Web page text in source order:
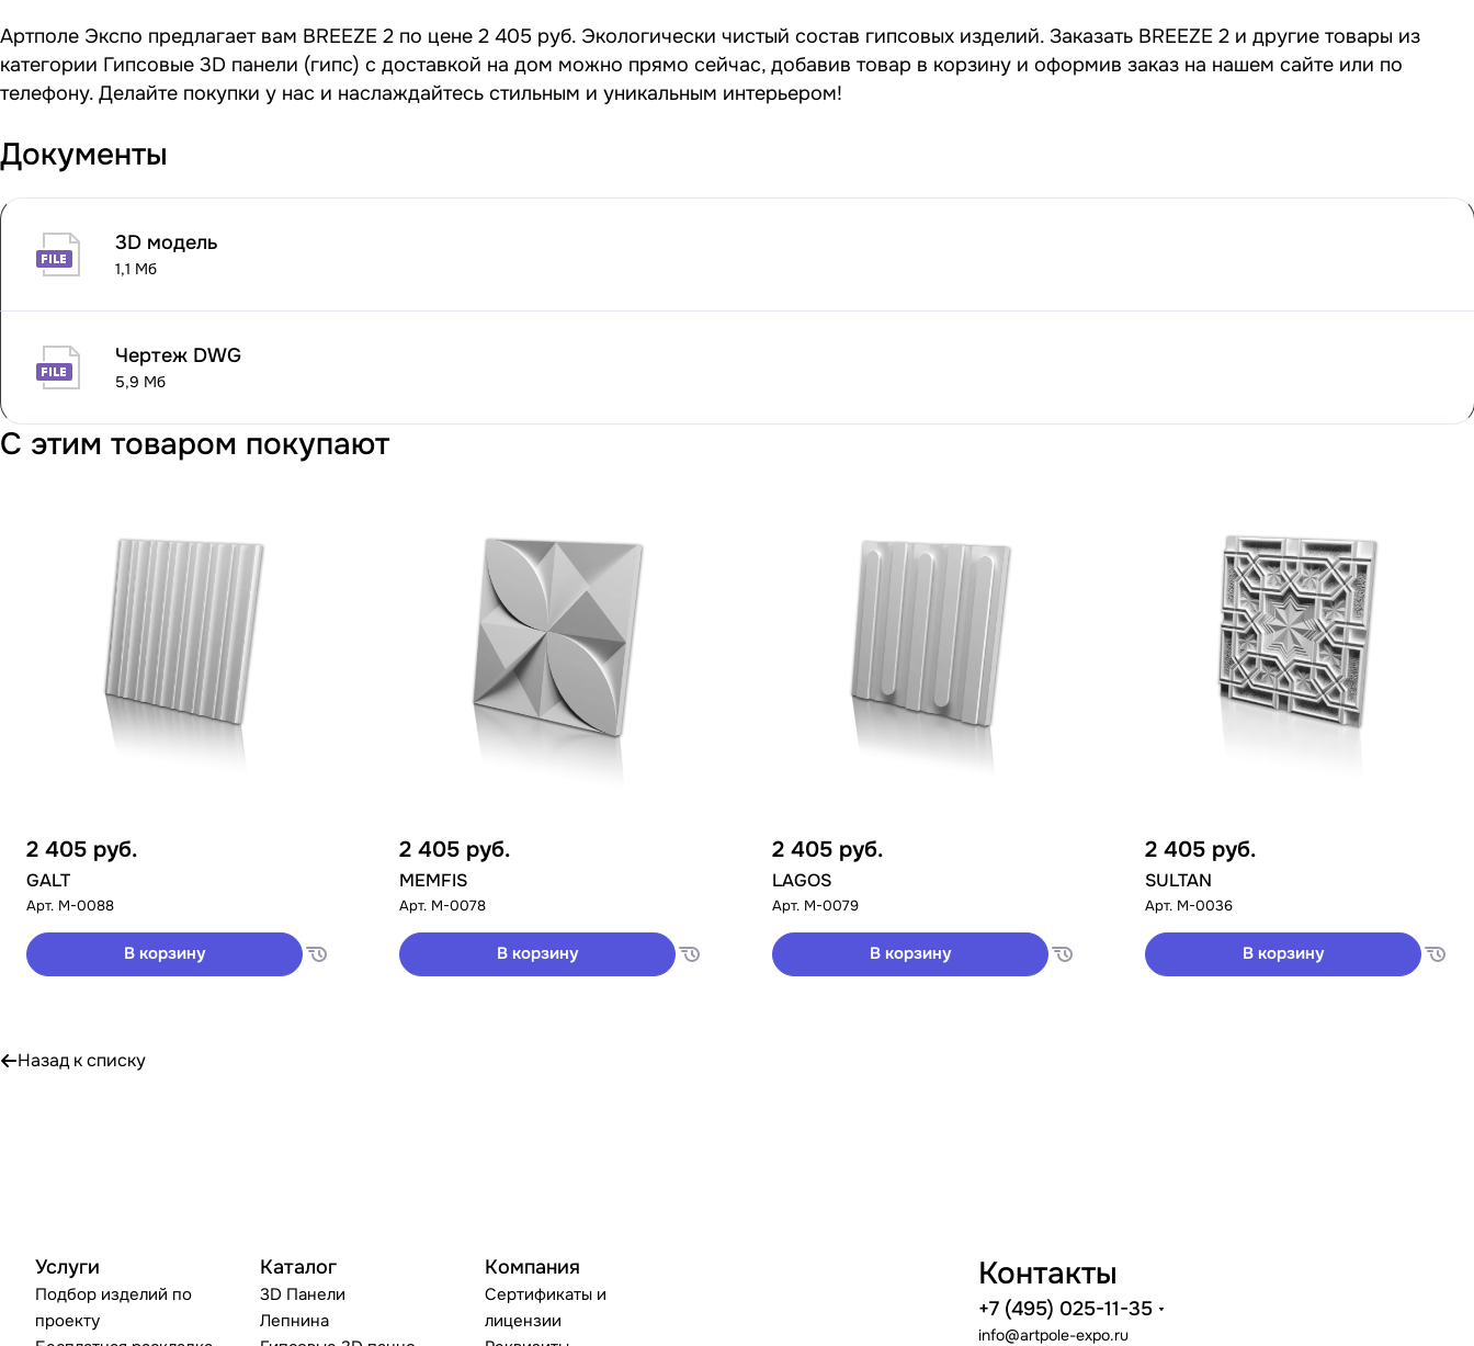
Артполе Экспо предлагает вам BREEZE 2 по цене 2 405 руб. Экологически чистый состав гипсовых изделий. Заказать BREEZE 2 и другие товары из
категории Гипсовые 3D панели (гипс) с доставкой на дом можно прямо сейчас, добавив товар в корзину и оформив заказ на нашем сайте или по
телефону. Делайте покупки у нас и наслаждайтесь стильным и уникальным интерьером!
Документы
3D модель
1,1 Мб
Чертеж DWG
5,9 Мб
С этим товаром покупают
2 405 руб.
GALT
Арт. M-0088
В корзину
2 405 руб.
MEMFIS
Арт. M-0078
В корзину
2 405 руб.
LAGOS
Арт. M-0079
В корзину
2 405 руб.
SULTAN
Арт. M-0036
В корзину
Назад к списку
Услуги
Подбор изделий по
проекту
Каталог
3D Панели
Лепнина
Компания
Сертификаты и
лицензии
Контакты
+7 (495) 025-11-35
info@artpole-expo.ru